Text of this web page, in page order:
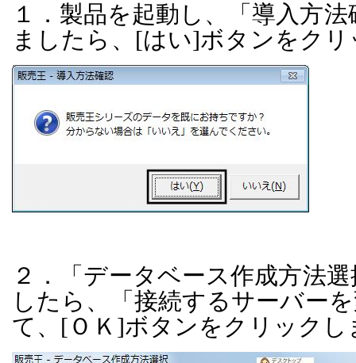
１．製品を起動し、
「導入方
ましたら、 [はい]ボタンをク
２．「データベース作成方法
したら、「接続するサーバー
て、 [ ＯＫ ]ボタンをクリックし